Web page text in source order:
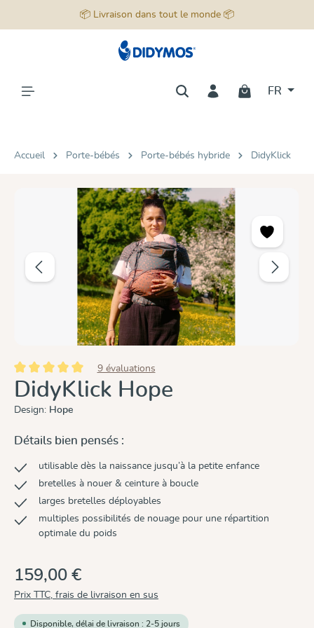
📦 Livraison dans tout le monde 📦
FR
Accueil Porte-bébés Porte-bébés hybride DidyKlick
Ignorer la galerie d'images
Note moyenne de 5 sur 5 étoiles
9 évaluations
DidyKlick Hope
Design: Hope
Détails bien pensés :
utilisable dès la naissance jusqu’à la petite enfance
bretelles à nouer & ceinture à boucle
larges bretelles déployables
multiples possibilités de nouage pour une répartition
optimale du poids
159,00 €
Prix TTC, frais de livraison en sus
Disponible, délai de livraison : 2-5 jours